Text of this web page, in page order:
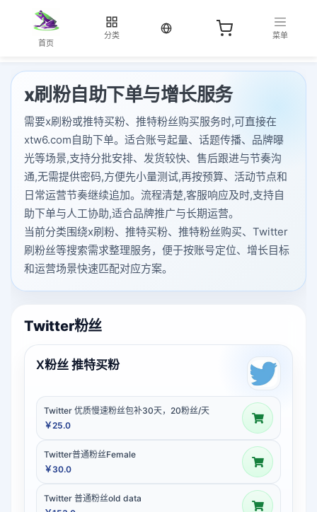
首页
分类
当前语言：中文
菜单
x刷粉自助下单与增长服务
需要x刷粉或推特买粉、推特粉丝购买服务时,可直接在
xtw6.com自助下单。适合账号起量、话题传播、品牌曝
光等场景,支持分批安排、发货较快、售后跟进与节奏沟
通,无需提供密码,方便先小量测试,再按预算、活动节点和
日常运营节奏继续追加。流程清楚,客服响应及时,支持自
助下单与人工协助,适合品牌推广与长期运营。
当前分类围绕x刷粉、推特买粉、推特粉丝购买、Twitter
刷粉丝等搜索需求整理服务，便于按账号定位、增长目标
和运营场景快速匹配对应方案。
Twitter粉丝
X粉丝 推特买粉
Twitter 优质慢速粉丝包补30天，20粉丝/天
￥25.0
Twitter普通粉丝Female
￥30.0
Twitter 普通粉丝old data